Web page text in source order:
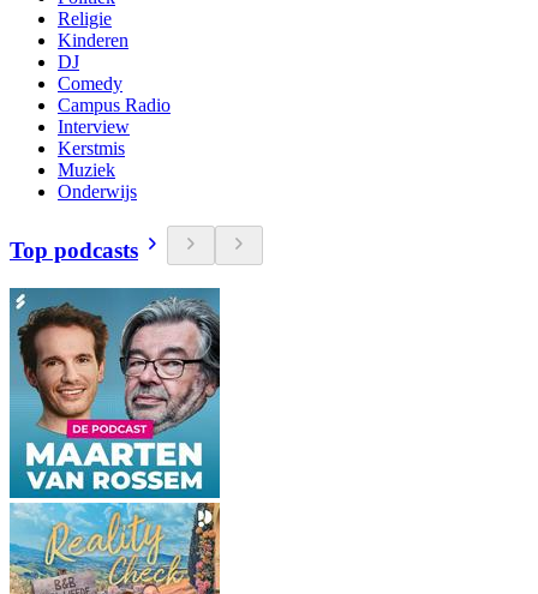
Religie
Kinderen
DJ
Comedy
Campus Radio
Interview
Kerstmis
Muziek
Onderwijs
Top podcasts